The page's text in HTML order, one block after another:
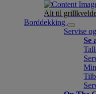
Alt til
Borddekking
Servise
Se